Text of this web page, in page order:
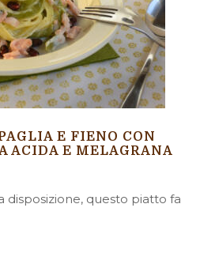
E FIENO CON
ACIDA E MELAGRANA
disposizione, questo piatto fa